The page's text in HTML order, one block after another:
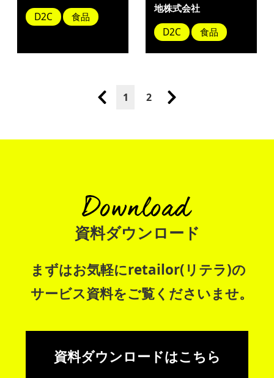
D2C
食品
地株式会社
D2C
食品
1 2
資料ダウンロード
まずはお気軽にretailor(リテラ)の
サービス資料をご覧くださいませ。
資料ダウンロードはこちら